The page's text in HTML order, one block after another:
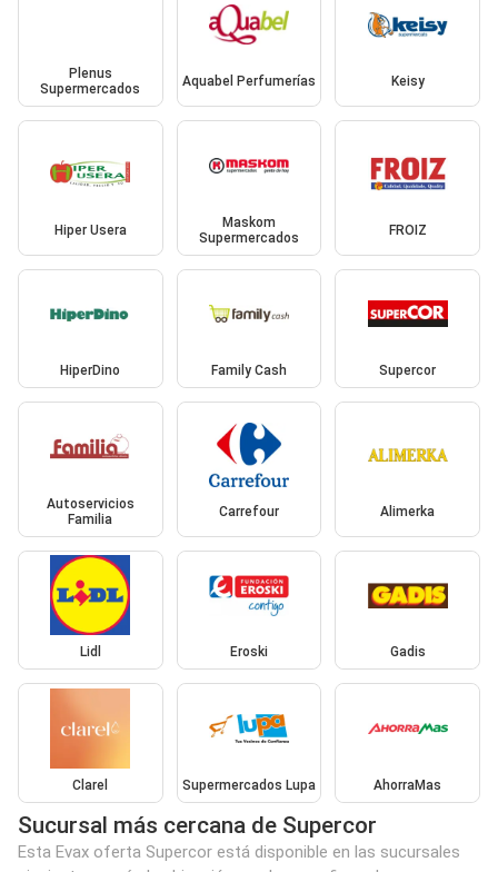
Plenus
Supermercados
Aquabel Perfumerías Keisy
Hiper Usera
Maskom
Supermercados
FROIZ
HiperDino Family Cash Supercor
Autoservicios
Familia
Carrefour Alimerka
Lidl Eroski Gadis
Clarel Supermercados Lupa AhorraMas
Sucursal más cercana de Supercor
Esta Evax oferta Supercor está disponible en las sucursales